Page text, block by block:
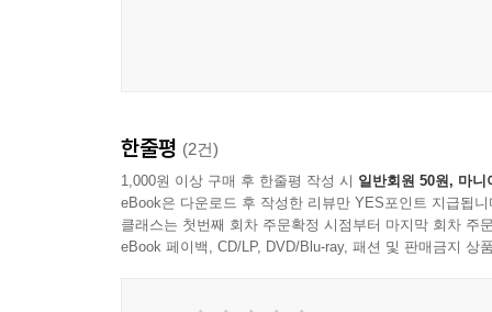
호머 심슨의 인생 철학
- 우후!와 뜨악! 사이
한줄평 (2건)
1,000원 이상 구매 후 한줄평 작성 시 일반회원 50원, 마니
eBook은 다운로드 후 작성한 리뷰만 YES포인트 지급됩니
클래스는 첫번째 회차 주문확정 시점부터 마지막 회차 주
eBook 페이백, CD/LP, DVD/Blu-ray, 패션 및 판매금지 상